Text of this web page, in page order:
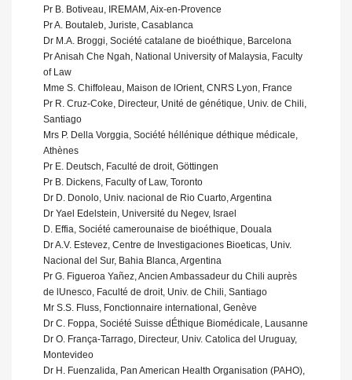
Pr B. Botiveau, IREMAM, Aix-en-Provence
Pr A. Boutaleb, Juriste, Casablanca
Dr M.A. Broggi, Société catalane de bioéthique, Barcelona
Pr Anisah Che Ngah, National University of Malaysia, Faculty
of Law
Mme S. Chiffoleau, Maison de lOrient, CNRS Lyon, France
Pr R. Cruz-Coke, Directeur, Unité de génétique, Univ. de Chili,
Santiago
Mrs P. Della Vorggia, Société héllénique déthique médicale,
Athènes
Pr E. Deutsch, Faculté de droit, Göttingen
Pr B. Dickens, Faculty of Law, Toronto
Dr D. Donolo, Univ. nacional de Rio Cuarto, Argentina
Dr Yael Edelstein, Université du Negev, Israel
D. Effia, Société camerounaise de bioéthique, Douala
Dr A.V. Estevez, Centre de Investigaciones Bioeticas, Univ.
Nacional del Sur, Bahia Blanca, Argentina
Pr G. Figueroa Yañez, Ancien Ambassadeur du Chili auprès
de lUnesco, Faculté de droit, Univ. de Chili, Santiago
Mr S.S. Fluss, Fonctionnaire international, Genève
Dr C. Foppa, Société Suisse dÉthique Biomédicale, Lausanne
Dr O. França-Tarrago, Directeur, Univ. Catolica del Uruguay,
Montevideo
Dr H. Fuenzalida, Pan American Health Organisation (PAHO),